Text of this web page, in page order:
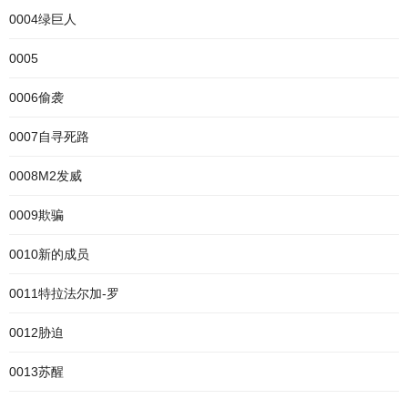
0004绿巨人
0005
0006偷袭
0007自寻死路
0008M2发威
0009欺骗
0010新的成员
0011特拉法尔加-罗
0012胁迫
0013苏醒